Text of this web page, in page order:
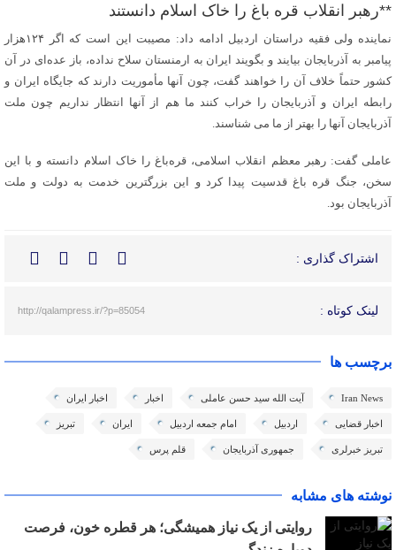
**رهبر انقلاب قره باغ را خاک اسلام دانستند
نماینده ولی فقیه دراستان اردبیل ادامه داد: مصیبت این است که اگر ۱۲۴هزار
پیامبر به آذربایجان بیایند و بگویند ایران به ارمنستان سلاح نداده، باز عده‌ای در آن
کشور حتماً خلاف آن را خواهند گفت، چون آنها مأموریت دارند که جایگاه ایران و
رابطه ایران و آذربایجان را خراب کنند ما هم از آنها انتظار نداریم چون ملت
آذربایجان آنها را بهتر از ما می شناسند.
عاملی گفت: رهبر معظم انقلاب اسلامی، قره‌باغ را خاک اسلام دانسته و با این
سخن، جنگ قره باغ قدسیت پیدا کرد و این بزرگترین خدمت به دولت و ملت
آذربایجان بود.
اشتراک گذاری :
لینک کوتاه : http://qalampress.ir/?p=85054
برچسب ها
Iran News آیت الله سید حسن عاملی اخبار اخبار ایران
اخبار قضایی اردبیل امام جمعه اردبیل ایران تبریز
تبریز خبرلری جمهوری آذربایجان قلم پرس
نوشته های مشابه
روایتی از یک نیاز همیشگی؛ هر قطره خون، فرصت